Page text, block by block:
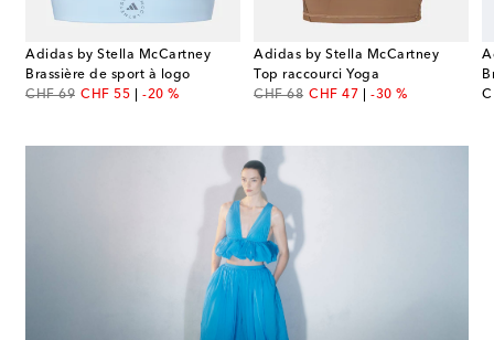
Adidas by Stella McCartney
Brassière de sport à logo
CHF 69
original price
CHF 55
discount price
-20 %
Adidas by Stella McCartney
Top raccourci Yoga
CHF 68
original price
CHF 47
discount price
-30 %